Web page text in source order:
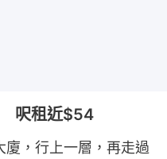
呎租近$54
，行上一層，再走過